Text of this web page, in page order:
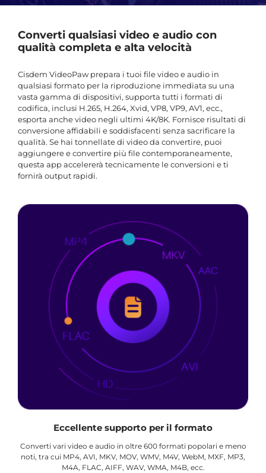
Converti qualsiasi video e audio con
qualità completa e alta velocità
Cisdem VideoPaw prepara i tuoi file video e audio in
qualsiasi formato per la riproduzione immediata su una
vasta gamma di dispositivi, supporta tutti i formati di
codifica, inclusi H.265, H.264, Xvid, VP8, VP9, AV1, ecc.,
esporta anche video negli ultimi 4K/8K. Fornisce risultati di
conversione affidabili e soddisfacenti senza sacrificare la
qualità. Se hai tonnellate di video da convertire, puoi
aggiungere e convertire più file contemporaneamente,
questa app accelererà tecnicamente le conversioni e ti
fornirà output rapidi.
Eccellente supporto per il formato
Converti vari video e audio in oltre 600 formati popolari e meno
noti, tra cui MP4, AVI, MKV, MOV, WMV, M4V, WebM, MXF, MP3,
M4A, FLAC, AIFF, WAV, WMA, M4B, ecc.